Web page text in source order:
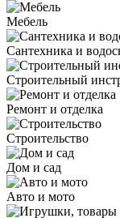
Мебель
Сантехника и
Строительный
Ремонт и отделка
Строительство
Дом и сад
Авто и мото